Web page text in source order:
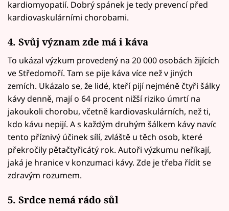
kardiomyopatií. Dobrý spánek je tedy prevencí před
kardiovaskulárními chorobami.
4. Svůj význam zde má i káva
To ukázal výzkum provedený na 20 000 osobách žijících
ve Středomoří. Tam se pije káva více než v jiných
zemích. Ukázalo se, že lidé, kteří pijí nejméně čtyři šálky
kávy denně, mají o 64 procent nižší riziko úmrtí na
jakoukoli chorobu, včetně kardiovaskulárních, než ti,
kdo kávu nepijí. A s každým druhým šálkem kávy navíc
tento příznivý účinek sílí, zvláště u těch osob, které
překročily pětačtyřicátý rok. Autoři výzkumu neříkají,
jaká je hranice v konzumaci kávy. Zde je třeba řídit se
zdravým rozumem.
5. Srdce nemá rádo sůl